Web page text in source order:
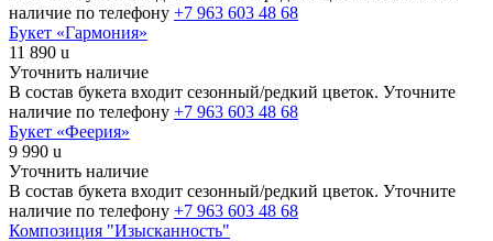
наличие по телефону +7 963 603 48 68
Букет «Гармония»
11 890 u
Уточнить наличие
В состав букета входит сезонный/редкий цветок. Уточните
наличие по телефону +7 963 603 48 68
Букет «Феерия»
9 990 u
Уточнить наличие
В состав букета входит сезонный/редкий цветок. Уточните
наличие по телефону +7 963 603 48 68
Композиция "Изысканность"